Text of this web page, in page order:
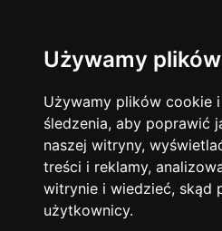
Używamy
Używamy plików cookie
śledzenia, aby poprawić
naszej witryny,
treści i reklamy,
witrynie i wiedzieć, skąd
użytkownicy.
Język angielski
Matematyka
Chemia
Język niemiecki
Język polski
Fizyka
zakres dni
Wtorek
Środa
Czwartek
Piątek
Sobota
Niedziela
więcej filtrów